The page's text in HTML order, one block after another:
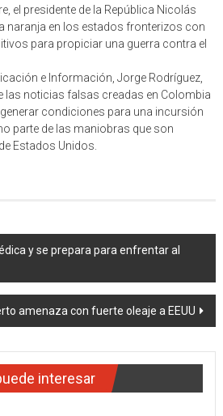
el presidente de la República Nicolás
naranja en los estados fronterizos con
para propiciar una guerra contra el
e Información, Jorge Rodríguez,
las noticias falsas creadas en Colombia
condiciones para una incursión
parte de las maniobras que son
Estados Unidos.
y se prepara para enfrentar al
amenaza con fuerte oleaje a EEUU
interesar